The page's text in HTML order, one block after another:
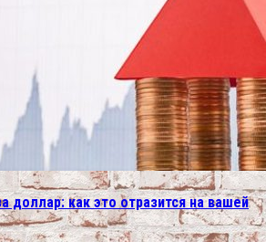
доллар: как это отразится на вашей